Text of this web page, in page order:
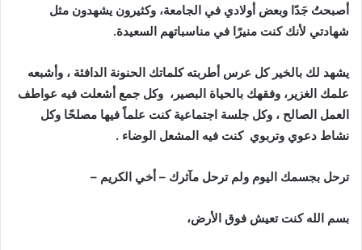
أصبحتُ جَدًا وبعض أولادي في الجامعة، وكثيرون يشهدون مثل
شهادتي لأنك كنت منيرًا في مناسباتهم السعيدة.
يشهد لك بالخير كل عرس أطربته كلماتك الحنونة الدافئة ، وأشبعه
علمك الغزير، وفقهك بالحياة البصير، وكل جمع أشعلت فيه عواطف
العمل الصالح ، وكل جلسة اجتماعية كنت علماً فيها مصلحًا وكل
نشاط دعوي وتربوي كنت فيه المشعل الوضاء .
ترحل بجسمك اليوم ولم ترحل مآثرك – أخي الكريم –
بسم الله كنت تعيش فوق الأرض،